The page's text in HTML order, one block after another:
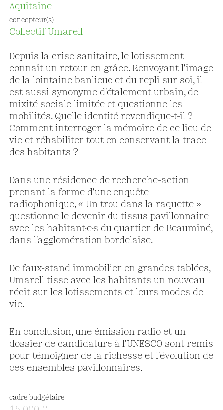
Aquitaine
concepteur(s)
Collectif Umarell
Depuis la crise sanitaire, le lotissement
connaît un retour en grâce. Renvoyant l'image
de la lointaine banlieue et du repli sur soi, il
est aussi synonyme d'étalement urbain, de
mixité sociale limitée et questionne les
mobilités. Quelle identité revendique-t-il ?
Comment interroger la mémoire de ce lieu de
vie et réhabiliter tout en conservant la trace
des habitants ?
Dans une résidence de recherche-action
prenant la forme d'une enquête
radiophonique, « Un trou dans la raquette »
questionne le devenir du tissus pavillonnaire
avec les habitant·e·s du quartier de Beauminé,
dans l'agglomération bordelaise.
De faux-stand immobilier en grandes tablées,
Umarell tisse avec les habitants un nouveau
récit sur les lotissements et leurs modes de
vie.
En conclusion, une émission radio et un
dossier de candidature à l'UNESCO sont remis
pour témoigner de la richesse et l'évolution de
ces ensembles pavillonnaires.
cadre budgétaire